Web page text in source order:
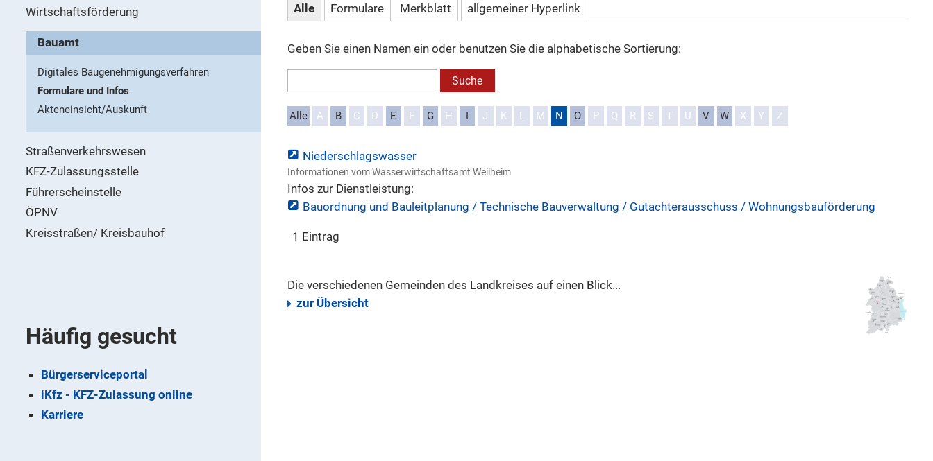
Alle Formulare Merkblatt allgemeiner Hyperlink
Geben Sie einen Namen ein oder benutzen Sie die alphabetische Sortierung:
Alle A B C D E F G H I J K L M N O P Q R S T U V W X Y Z
Niederschlagswasser
Informationen vom Wasserwirtschaftsamt Weilheim
Infos zur Dienstleistung:
Bauordnung und Bauleitplanung / Technische Bauverwaltung / Gutachterausschuss / Wohnungsbauförderung
1 Eintrag
Die verschiedenen Gemeinden des Landkreises auf einen Blick...
zur Übersicht
Wirtschaftsförderung
Bauamt
Digitales Baugenehmigungsverfahren
Formulare und Infos
Akteneinsicht/Auskunft
Straßenverkehrswesen
KFZ-Zulassungsstelle
Führerscheinstelle
ÖPNV
Kreisstraßen/ Kreisbauhof
Häufig gesucht
Bürgerserviceportal
iKfz - KFZ-Zulassung online
Karriere